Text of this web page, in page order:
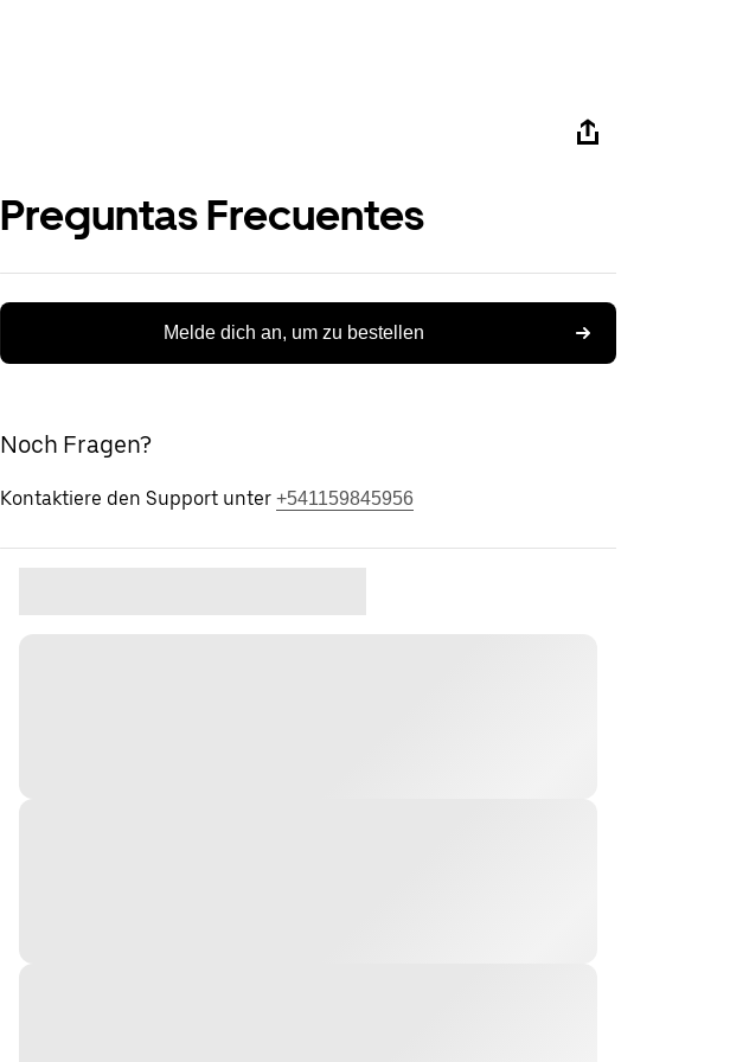
Preguntas Frecuentes
Melde dich an, um zu bestellen
Noch Fragen?
Kontaktiere den Support unter +541159845956